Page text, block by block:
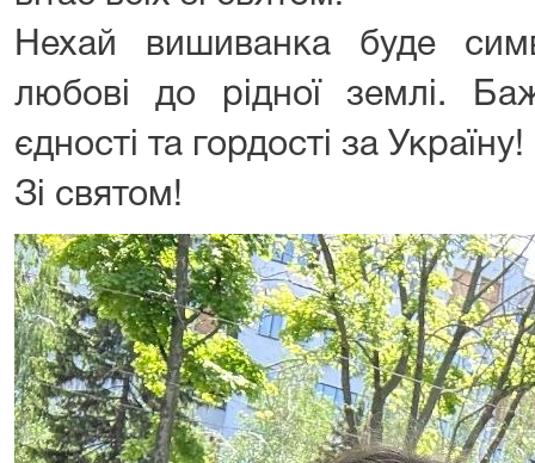
Нехай вишиванка буде
любові до рідної землі.
єдності та гордості за Україну!
Зі святом!